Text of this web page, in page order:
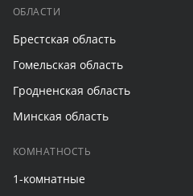
ОБЛАСТИ
Брестская область
Гомельская область
Гродненская область
Минская область
КОМНАТНОСТЬ
1-комнатные